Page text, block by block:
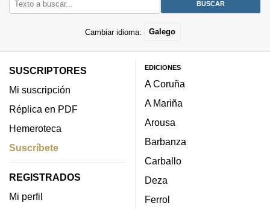
Cambiar idioma: Galego
SUSCRIPTORES
Mi suscripción
Réplica en PDF
Hemeroteca
Suscríbete
REGISTRADOS
Mi perfil
EDICIONES
A Coruña
A Mariña
Arousa
Barbanza
Carballo
Deza
Ferrol